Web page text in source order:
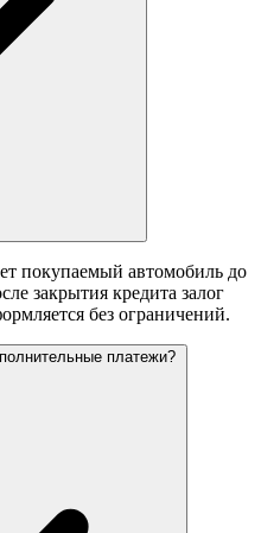
покупаемый автомобиль до
закрытия кредита залог
без ограничений.
платежи?